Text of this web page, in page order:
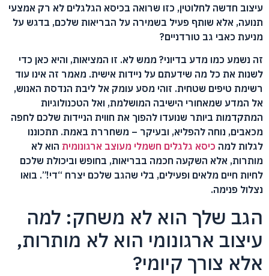
עיצוב חדשה לחלוטין, כזו שרואה בכיסא הגלגלים לא רק אמצעי
תנועה, אלא שותף פעיל בשמירה על הבריאות שלכם, בדגש על
מניעת כאבי גב טורדניים?
זה נשמע כמו מדע בדיוני? ממש לא. זו המציאות, והיא כאן כדי
לשנות את כל מה שידעתם על ניידות אישית. מאמר זה אינו עוד
רשימת טיפים שטחית. זוהי מסע עומק אל ליבת הנדסת האנוש,
אל המדע שמאחורי הישיבה המושלמת, ואל הטכנולוגיות
המתקדמות ביותר שנועדו להפוך את חווית הניידות שלכם לחפה
מכאבים, נוחה להפליא, ובעיקר – משחררת באמת. תתכוננו
לגלות למה כיסא גלגלים חשמלי מעוצב ארגונומית הוא לא
מותרות, אלא השקעה חכמה בבריאות, בחופש וביכולת שלכם
לחיות חיים מלאים ופעילים, בלי שהגב שלכם יצרח “די!”. בואו
נצלול פנימה.
הגב שלך הוא לא משחק: למה
עיצוב ארגונומי הוא לא מותרות,
אלא צורך קיומי?